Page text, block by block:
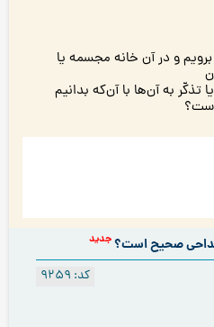
و در آن خانه مجسمه یا
به آن‌ها با آن‌كه بدانيم
صحیح است؟جدید
کد: 9259